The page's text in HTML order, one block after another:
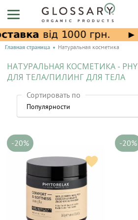
Главная страница Натуральная косметика
НАТУРАЛЬНАЯ КОСМЕТИКА -
ДЛЯ ТЕЛА/ПИЛИНГ ДЛЯ ТЕЛА
Сортировать по
-20% -20%